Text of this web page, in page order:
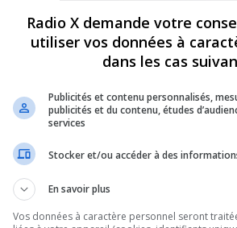
de Radio
Radio X demande votre
utiliser vos données à
dans les cas
Publicités et contenu personnalisés,
publicités et du contenu, études
services
Stocker et/ou accéder à des
En savoir plus
Vos données à caractère personnel seront